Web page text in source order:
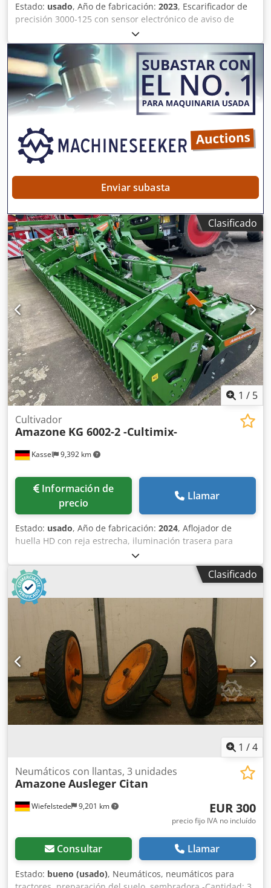
Estado: usado, Año de fabricación: 2023, Escarificador de
precisión 3000-125 con sensor electrónico de aviso de
vacío, marcador de huellas 3000 ISOBUS / Cataya Special
con sensor de radar internacional, con sistema electrónico
de apertura/cierre de filas de paso de rueda / soporte de
estacionamiento ----- CombiDisc 3000 con sección de
discos finos / dentados y rodillo de anillos de cuña. Cjdpfx
Aett Adaelyeha
Enviar subasta
Clasificado
1 / 5
Kassel 9,392 km
Cultivador
Amazone KG 6002-2 -Cultimix-
Información de
precio
Llamar
Estado: usado, Año de fabricación: 2024, Aflojador de
huella HD con reja estrecha, iluminación trasera para
conducción en carretera / Placas de refuerzo para KG
6002-2 / Juego de brazos "Griff Super" / Cardán Bondioli &
Pavesi / Ajuste manual de profundidad de trabajo / Rulo
compactador dentado PW 3000-600 / Brazos portantes
para soporte KG 02-2. Cedorxurmepfx Alyjha
Clasificado
1 /4
Wiefelstede 9,201 km
Neumáticos con llantas, 3 unidades
Amazone Ausleger Citan
EUR 300
precio fijo IVA no incluído
Consultar Llamar
Estado: bueno (usado), Neumáticos, neumáticos para